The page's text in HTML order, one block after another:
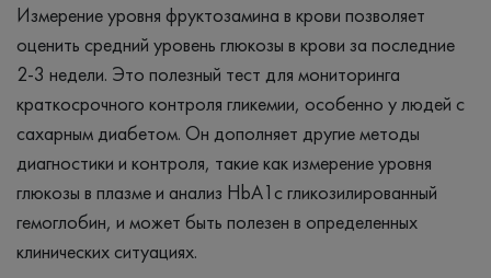
Измерение уровня фруктозамина в крови позволяет
оценить средний уровень глюкозы в крови за последние
2-3 недели. Это полезный тест для мониторинга
краткосрочного контроля гликемии, особенно у людей с
сахарным диабетом. Он дополняет другие методы
диагностики и контроля, такие как измерение уровня
глюкозы в плазме и анализ HbA1c гликозилированный
гемоглобин, и может быть полезен в определенных
клинических ситуациях.